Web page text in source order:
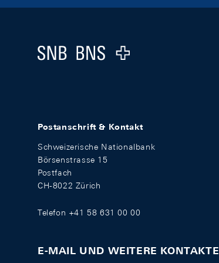
Logo
Postanschrift & Kontakt
Schweizerische Nationalbank
Börsenstrasse 15
Postfach
CH-8022 Zürich
Telefon +41 58 631 00 00
E-MAIL UND WEITERE KONTAKTE